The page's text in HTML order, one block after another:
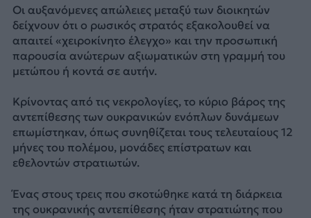
Οι αυξανόμενες απώλειες μεταξύ των διοικητών
δείχνουν ότι ο ρωσικός στρατός εξακολουθεί να
απαιτεί «χειροκίνητο έλεγχο» και την προσωπική
παρουσία ανώτερων αξιωματικών στη γραμμή του
μετώπου ή κοντά σε αυτήν.
Κρίνοντας από τις νεκρολογίες, το κύριο βάρος της
αντεπίθεσης των ουκρανικών ενόπλων δυνάμεων
επωμίστηκαν, όπως συνηθίζεται τους τελευταίους 12
μήνες του πολέμου, μονάδες επίστρατων και
εθελοντών στρατιωτών.
Ένας στους τρεις που σκοτώθηκε κατά τη διάρκεια
της ουκρανικής αντεπίθεσης ήταν στρατιώτης που